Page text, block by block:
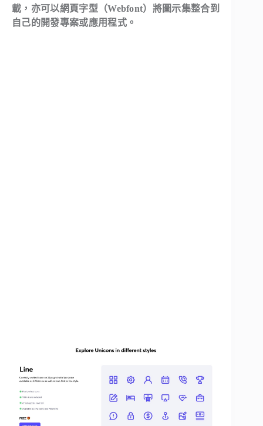
載，亦可以網頁字型（Webfont）將圖示集整合到
自己的開發專案或應用程式。